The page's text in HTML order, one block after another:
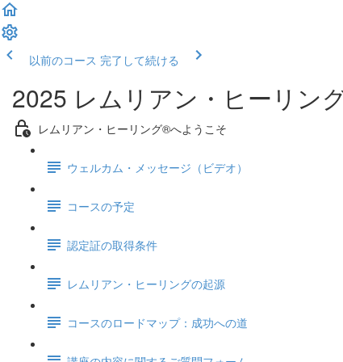
以前のコース 完了して続ける
2025 レムリアン・ヒーリン
レムリアン・ヒーリング®へようこそ
ウェルカム・メッセージ（ビデオ）
コースの予定
認定証の取得条件
レムリアン・ヒーリングの起源
コースのロードマップ：成功への道